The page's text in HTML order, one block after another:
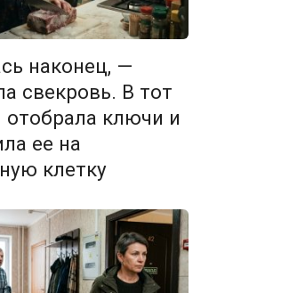
наконец, —
свекровь. В тот
отобрала ключи и
ее на
клетку